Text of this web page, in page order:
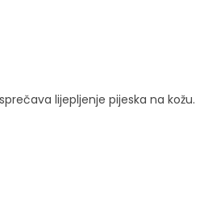
lijepljenje pijeska na kožu.